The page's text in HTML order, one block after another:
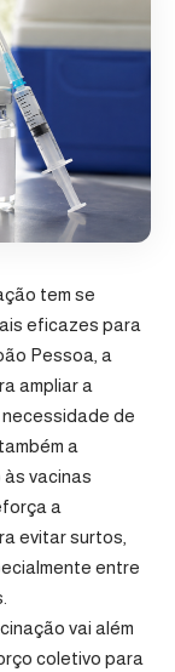
tem se
eficazes para
Pessoa, a
ampliar a
de
a
vacinas
a
evitar surtos,
entre
vai além
coletivo para